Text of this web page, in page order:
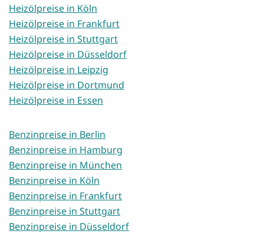
Heizölpreise in Köln
Heizölpreise in Frankfurt
Heizölpreise in Stuttgart
Heizölpreise in Düsseldorf
Heizölpreise in Leipzig
Heizölpreise in Dortmund
Heizölpreise in Essen
Benzinpreise in Berlin
Benzinpreise in Hamburg
Benzinpreise in München
Benzinpreise in Köln
Benzinpreise in Frankfurt
Benzinpreise in Stuttgart
Benzinpreise in Düsseldorf